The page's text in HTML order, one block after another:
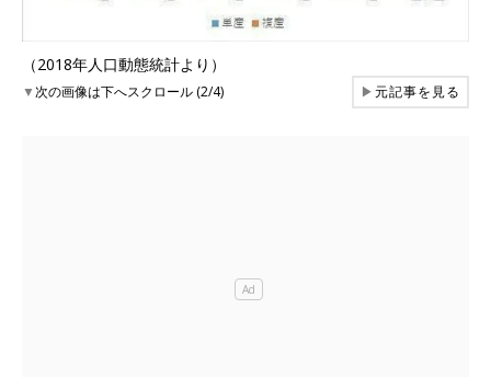
（2018年人口動態統計より）
▼次の画像は下へスクロール (2/4) ▶元記事を見る